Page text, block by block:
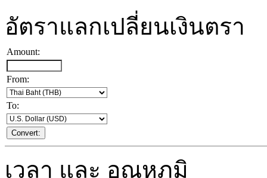
อัตราแลกเปลี่ยนเงินตรา
Amount:
From:
To:
เวลา และ อุณหภูมิ